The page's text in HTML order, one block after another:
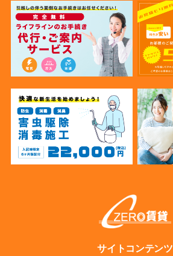
サイトコンテンツ